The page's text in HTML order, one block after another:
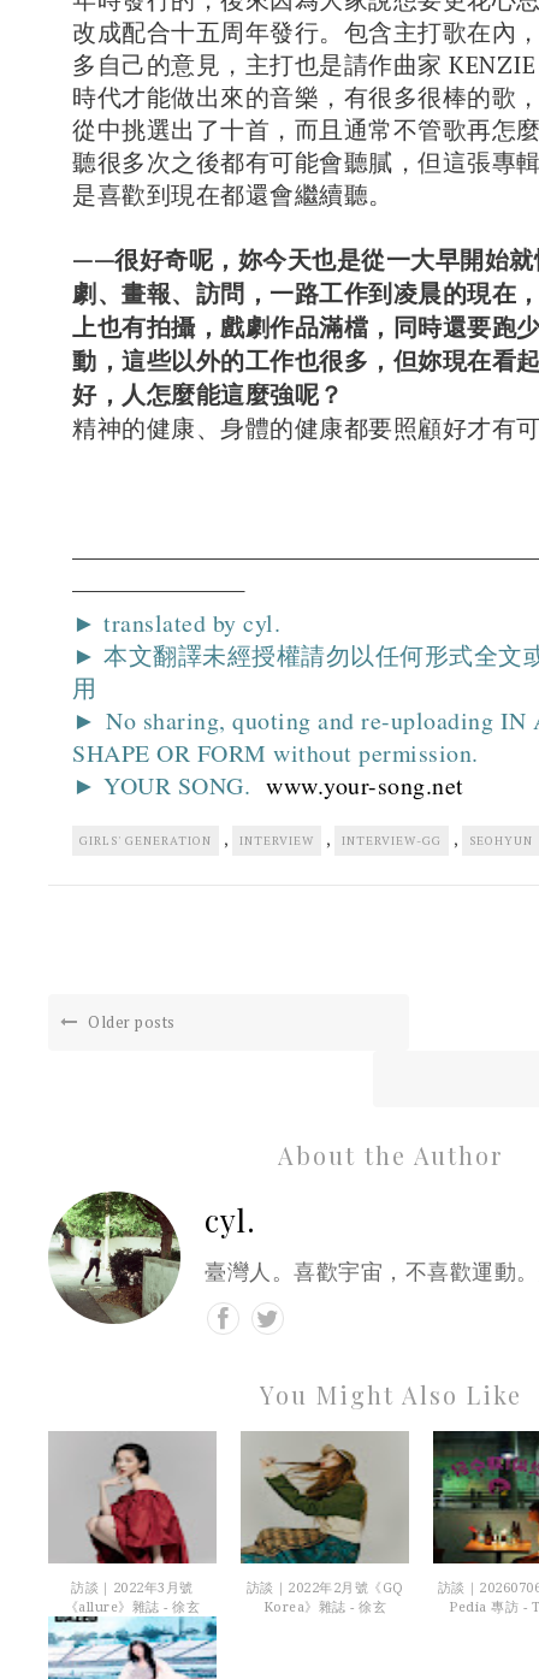
改成配合十五周年發行。包含主打歌在內
多自己的意見，主打也是請作曲家
時代才能做出來的音樂，有很多很棒的歌
從中挑選出了十首，而且通常不管歌再怎
聽很多次之後都有可能會聽膩，但這張專
是喜歡到現在都還會繼續聽。
——很好奇呢，妳今天也是從一大早開始
劇、畫報、訪問，一路工作到凌晨的現在
上也有拍攝，戲劇作品滿檔，同時還要跑
動，這些以外的工作也很多，但妳現在看
好，人怎麼能這麼強呢？
精神的健康、身體的健康都要照顧好才有
► translated by cyl.
► 本文翻譯未經授權請勿以任何形式全文
用
► No sharing, quoting and re-uploading IN
SHAPE OR FORM without permission.
► YOUR SONG. www.your-song.net
GIRLS' GENERATION , INTERVIEW , INTERVIEW-GG , SEOHYUN
Older posts
About the Author
cyl.
臺灣人。喜歡宇宙，不喜歡運動
You Might Also Like
訪談｜2022年3月號
《allure》雜誌 - 徐玄
訪談｜2022年2月號《GQ
Korea》雜誌 - 徐玄
訪談｜
Pedia 專訪 -